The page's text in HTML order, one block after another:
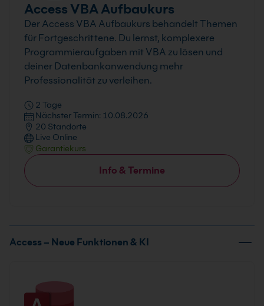
Access VBA Aufbaukurs
Der Access VBA Aufbaukurs behandelt Themen
für Fortgeschrittene. Du lernst, komplexere
Programmieraufgaben mit VBA zu lösen und
deiner Datenbankanwendung mehr
Professionalität zu verleihen.
2 Tage
Nächster Termin: 10.08.2026
20 Standorte
Live Online
Garantiekurs
Info & Termine
Access – Neue Funktionen & KI